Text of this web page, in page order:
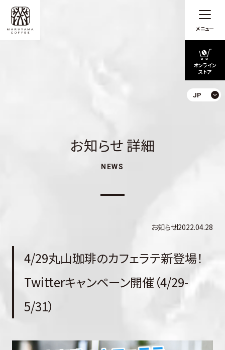
メニュー
オンライン
ストア
JP
お知らせ 詳細
NEWS
お知らせ2022.04.28
4/29丸山珈琲のカフェラテ新登場！
Twitterキャンペーン開催（4/29-
5/31）